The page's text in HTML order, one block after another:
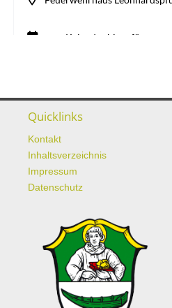
Quicklinks
Kontakt
Inhaltsverzeichnis
Impressum
Datenschutz